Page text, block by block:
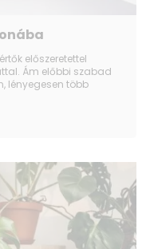
előszeretettel
Ám előbbi szabad
lényegesen több